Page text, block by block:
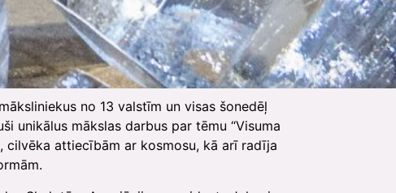
no 13 valstīm un visas šonedēļ
unikālus mākslas darbus par tēmu “Visuma
cilvēka attiecībām ar kosmosu, kā arī radīja